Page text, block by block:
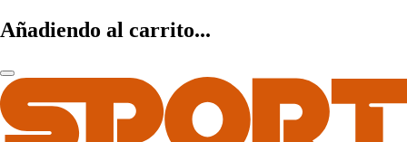
Añadiendo al carrito...